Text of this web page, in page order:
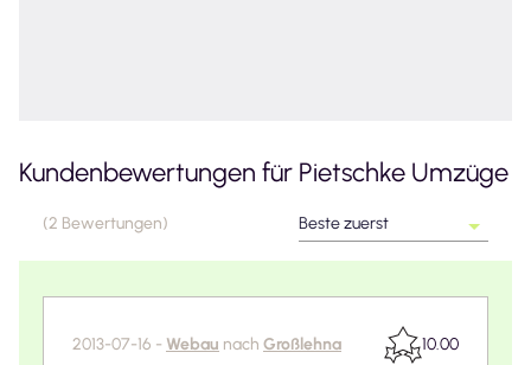
Kundenbewertungen für Pietschke Umzüge
(2 Bewertungen) Beste zuerst
2013-07-16 - Webau nach Großlehna
10.00